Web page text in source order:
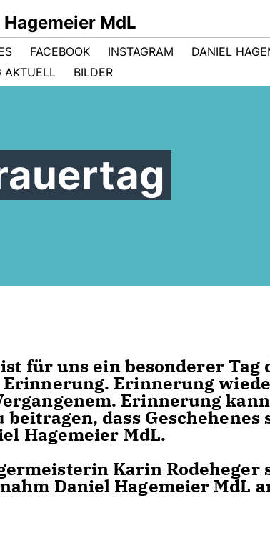
Hagemeier MdL
FACEBOOK INSTAGRAM DANIEL
AKTUELL
BILDER
für uns ein besonderer Tag
Erinnerung
Erinnerung
beitragen, dass Geschehenes
Hagemeier MdL.
Karin Rodeheger
Daniel Hagemeier MdL